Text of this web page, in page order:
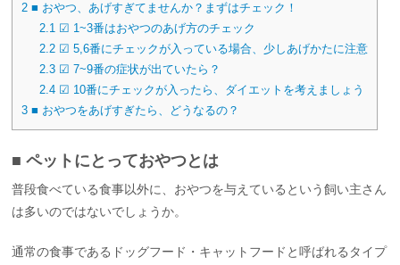
2 ■ おやつ、あげすぎてませんか？まずはチェック！
2.1 ☑︎ 1~3番はおやつのあげ方のチェック
2.2 ☑︎ 5,6番にチェックが入っている場合、少しあげかたに注意
2.3 ☑︎ 7~9番の症状が出ていたら？
2.4 ☑︎ 10番にチェックが入ったら、ダイエットを考えましょう
3 ■ おやつをあげすぎたら、どうなるの？
■ ペットにとっておやつとは
普段食べている食事以外に、おやつを与えているという飼い主さん
は多いのではないでしょうか。
通常の食事であるドッグフード・キャットフードと呼ばれるタイプ